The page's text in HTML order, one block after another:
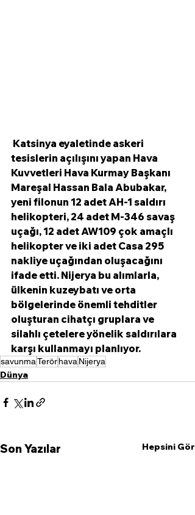
tesislerin açılışını yapan Hava
Kuvvetleri Hava Kurmay Başkanı
Mareşal Hassan Bala Abubakar,
yeni filonun 12 adet AH-1 saldırı
helikopteri, 24 adet M-346 savaş
uçağı, 12 adet AW109 çok amaçlı
helikopter ve iki adet Casa 295
nakliye uçağından oluşacağını
ifade etti. Nijerya bu alımlarla,
ülkenin kuzeybatı ve orta
bölgelerinde önemli tehditler
oluşturan cihatçı gruplara ve
silahlı çetelere yönelik saldırılara
karşı kullanmayı planlıyor.
savunmaTerörhavaNijerya
Dünya
Son Yazılar Hepsini Gör